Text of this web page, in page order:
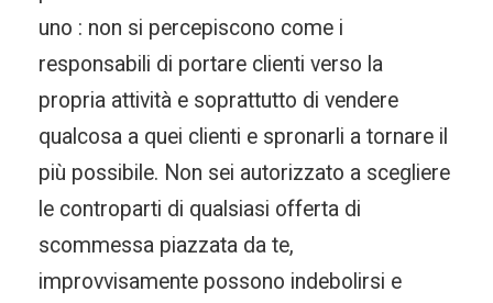
uno : non si percepiscono come i
responsabili di portare clienti verso la
propria attività e soprattutto di vendere
qualcosa a quei clienti e spronarli a tornare il
più possibile. Non sei autorizzato a scegliere
le controparti di qualsiasi offerta di
scommessa piazzata da te,
improvvisamente possono indebolirsi e